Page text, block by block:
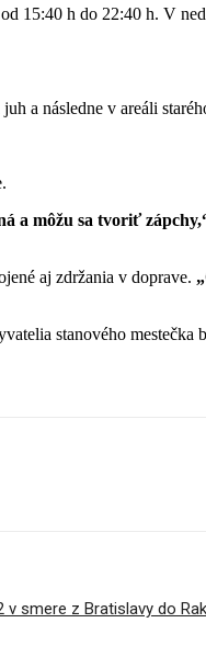
15:40 h do 22:40 h. V
a následne v areáli
a môžu sa tvoriť
aj zdržania v doprave.
stanového mestečka
v smere z Bratislavy do